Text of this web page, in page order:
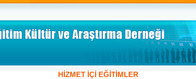
HİZMET İÇİ EĞİTİMLER